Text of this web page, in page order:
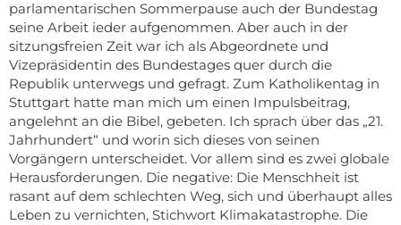
parlamentarischen Sommerpause auch der Bundestag
seine Arbeit ieder aufgenommen. Aber auch in der
sitzungsfreien Zeit war ich als Abgeordnete und
Vizepräsidentin des Bundestages quer durch die
Republik unterwegs und gefragt. Zum Katholikentag in
Stuttgart hatte man mich um einen Impulsbeitrag,
angelehnt an die Bibel, gebeten. Ich sprach über das „21.
Jahrhundert“ und worin sich dieses von seinen
Vorgängern unterscheidet. Vor allem sind es zwei globale
Herausforderungen. Die negative: Die Menschheit ist
rasant auf dem schlechten Weg, sich und überhaupt alles
Leben zu vernichten, Stichwort Klimakatastrophe. Die